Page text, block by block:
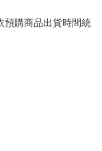
預購商品出貨時間統